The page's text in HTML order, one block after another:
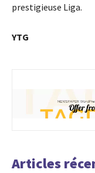
prestigieuse Liga.
YTG
Articles